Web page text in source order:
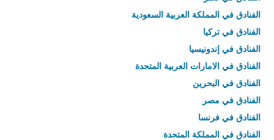
الفنادق في المملكة العربية السعودية
الفنادق في تركيا
الفنادق في إندونيسيا
الفنادق في الامارات العربية المتحدة
الفنادق في البحرين
الفنادق في مصر
الفنادق في فرنسا
الفنادق في المملكة المتحدة